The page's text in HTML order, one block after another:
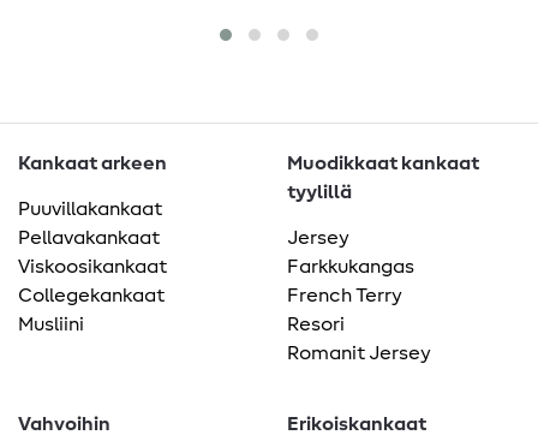
Kankaat arkeen
Puuvillakankaat
Pellavakankaat
Viskoosikankaat
Collegekankaat
Musliini
Muodikkaat kankaat
tyylillä
Jersey
Farkkukangas
French Terry
Resori
Romanit Jersey
Vahvoihin
Erikoiskankaat